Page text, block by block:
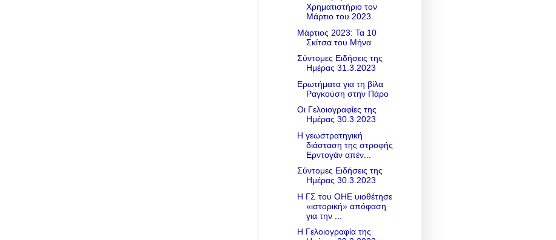
Χρηματιστήριο τον
Μάρτιο του 2023
Μάρτιος 2023: Τα 10
Σκίτσα του Μήνα
Σύντομες Ειδήσεις της
Ημέρας 31.3.2023
Ερωτήματα για τη βίλα
Ραγκούση στην Πάρο
Οι Γελοιογραφίες της
Ημέρας 30.3.2023
Η γεωστρατηγική
διάσταση της στροφής
Ερντογάν απέν...
Σύντομες Ειδήσεις της
Ημέρας 30.3.2023
Η ΓΣ του ΟΗΕ υιοθέτησε
«ιστορική» απόφαση
για την ...
Η Γελοιογραφία της